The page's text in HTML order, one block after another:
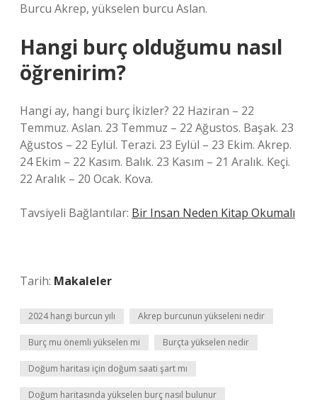
Burcu Akrep, yükselen burcu Aslan.
Hangi burç olduğumu nasıl
öğrenirim?
Hangi ay, hangi burç İkizler? 22 Haziran – 22
Temmuz. Aslan. 23 Temmuz – 22 Ağustos. Başak. 23
Ağustos – 22 Eylül. Terazi. 23 Eylül – 23 Ekim. Akrep.
24 Ekim – 22 Kasım. Balık. 23 Kasım – 21 Aralık. Keçi.
22 Aralık – 20 Ocak. Kova.
Tavsiyeli Bağlantılar: Bir Insan Neden Kitap Okumalı
Tarih: Makaleler
2024 hangi burcun yılı Akrep burcunun yükseleni nedir
Burç mu önemli yükselen mi Burçta yükselen nedir
Doğum haritası için doğum saati şart mı
Doğum haritasında yükselen burç nasıl bulunur